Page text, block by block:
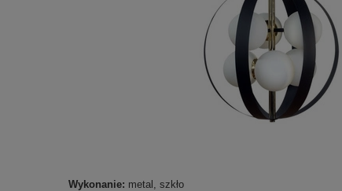
Wykonanie: metal, szkło